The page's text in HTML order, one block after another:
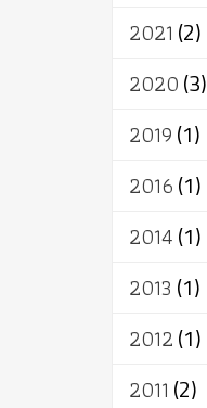
วัฒนธรรม
2021 (2)
2020(3)
2019(1)
2016(1)
2014(1)
2013 (1)
2012(1)
2011 (2)